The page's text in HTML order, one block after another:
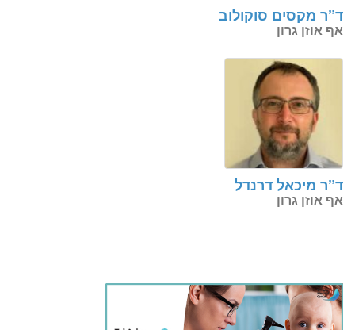
ד”ר מקסים סוקולוב
אף אוזן גרון
ד”ר מיכאל דרנדל
אף אוזן גרון